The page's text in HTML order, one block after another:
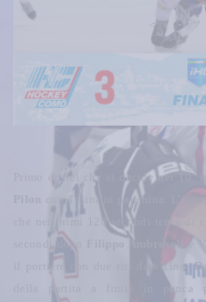
Primo drittel che si decide nei 10’
con Tesini in panchina.
che nei primi 120 secondi tenta di
secondi dopo
e
il portiere con due tiri da vicino.
della partita a finire in panca